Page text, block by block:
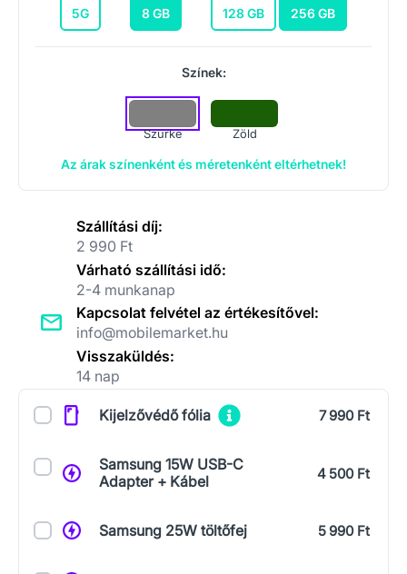
5G
8 GB
128 GB
256 GB
Színek:
Szürke Zöld
Az árak színenként és méretenként eltérhetnek!
Szállítási díj:
2 990 Ft
Várható szállítási idő:
2-4 munkanap
Kapcsolat felvétel az értékesítővel:
info@mobilemarket.hu
Visszaküldés:
14 nap
KiegészítőkKijelzővédő fólia 7 990 Ft
Samsung 15W USB-C
Adapter + Kábel
4 500 Ft
Samsung 25W töltőfej 5 990 Ft